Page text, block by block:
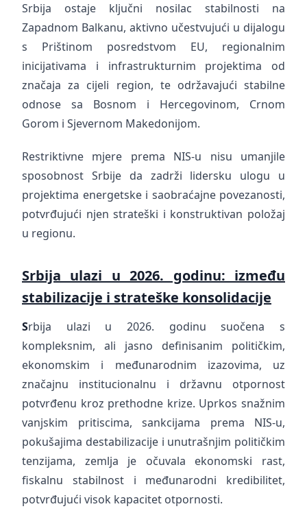
Srbija ostaje ključni nosilac stabilnosti na
Zapadnom Balkanu, aktivno učestvujući u dijalogu
s Prištinom posredstvom EU, regionalnim
inicijativama i infrastrukturnim projektima od
značaja za cijeli region, te održavajući stabilne
odnose sa Bosnom i Hercegovinom, Crnom
Gorom i Sjevernom Makedonijom.
Restriktivne mjere prema NIS-u nisu umanjile
sposobnost Srbije da zadrži lidersku ulogu u
projektima energetske i saobraćajne povezanosti,
potvrđujući njen strateški i konstruktivan položaj
u regionu.
Srbija ulazi u 2026. godinu: između
stabilizacije i strateške konsolidacije
Srbija ulazi u 2026. godinu suočena s
kompleksnim, ali jasno definisanim političkim,
ekonomskim i međunarodnim izazovima, uz
značajnu institucionalnu i državnu otpornost
potvrđenu kroz prethodne krize. Uprkos snažnim
vanjskim pritiscima, sankcijama prema NIS-u,
pokušajima destabilizacije i unutrašnjim političkim
tenzijama, zemlja je očuvala ekonomski rast,
fiskalnu stabilnost i međunarodni kredibilitet,
potvrđujući visok kapacitet otpornosti.